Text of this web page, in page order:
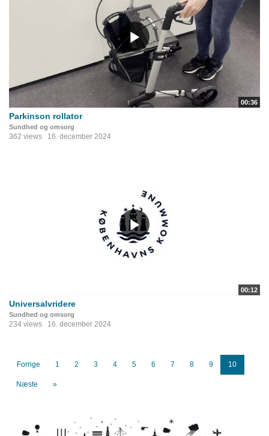
00:36
Parkinson rollator
Sundhed og omsorg
362 views 16. december 2024
00:12
Universalvridere
Sundhed og omsorg
234 views 16. december 2024
Forrige 1 2 3 4 5 6 7 8 9 10
Næste »